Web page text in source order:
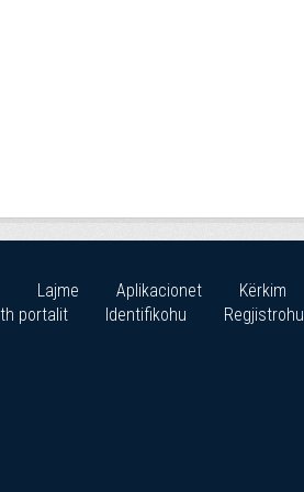
Lajme Aplikacionet
Kërkim
portalit
Identifikohu Regjistrohu